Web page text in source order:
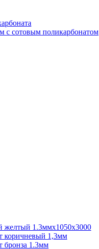
с сотовым поликарбонатом
желтый 1.3ммх1050х3000
коричневый 1,3мм
бронза 1.3мм